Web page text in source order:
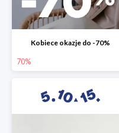
Kobiece okazje do -70%
70%